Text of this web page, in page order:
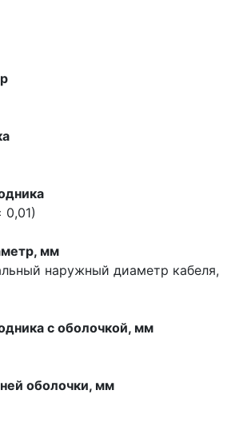
0,01)
мм
наружный диаметр кабеля,
с оболочкой, мм
оболочки, мм